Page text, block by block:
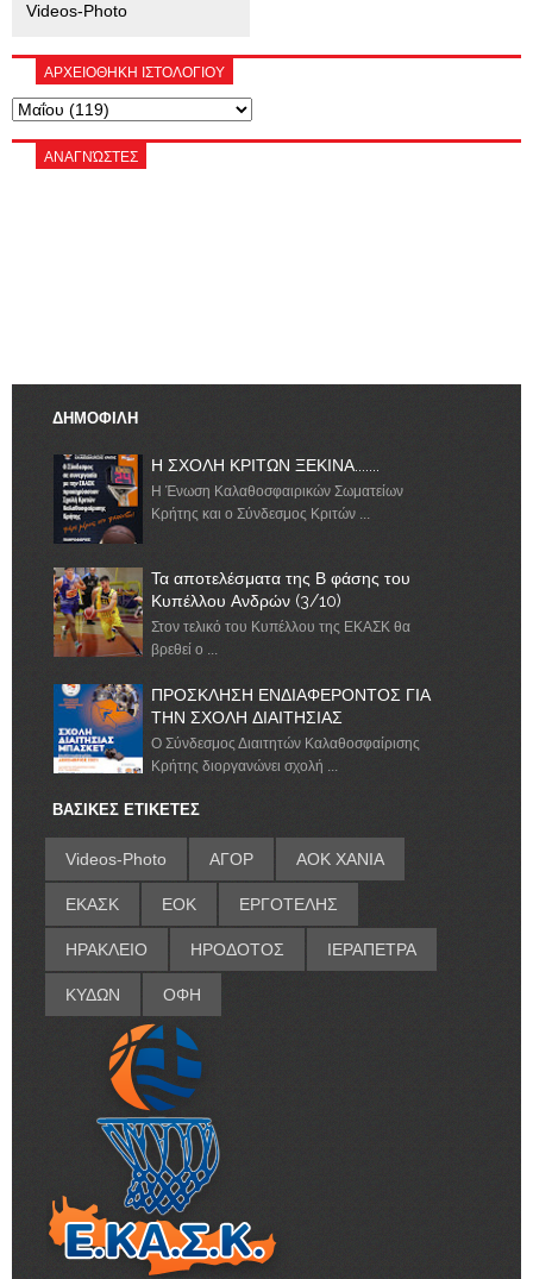
Videos-Photo
ΑΡΧΕΙΟΘΗΚΗ ΙΣΤΟΛΟΓΙΟΥ
ΑΝΑΓΝΏΣΤΕΣ
ΔΗΜΟΦΙΛΗ
Η ΣΧΟΛΗ ΚΡΙΤΩΝ ΞΕΚΙΝΑ.......
Η Ένωση Καλαθοσφαιρικών Σωματείων
Κρήτης και ο Σύνδεσμος Κριτών ...
Τα αποτελέσματα της Β φάσης του
Κυπέλλου Ανδρών (3/10)
Στον τελικό του Κυπέλλου της ΕΚΑΣΚ θα
βρεθεί ο ...
ΠΡΟΣΚΛΗΣΗ ΕΝΔΙΑΦΕΡΟΝΤΟΣ ΓΙΑ
ΤΗΝ ΣΧΟΛΗ ΔΙΑΙΤΗΣΙΑΣ
Ο Σύνδεσμος Διαιτητών Καλαθοσφαίρισης
Κρήτης διοργανώνει σχολή ...
ΒΑΣΙΚΕΣ ΕΤΙΚΕΤΕΣ
Videos-Photo ΑΓΟΡ ΑΟΚ ΧΑΝΙΑ
ΕΚΑΣΚ ΕΟΚ ΕΡΓΟΤΕΛΗΣ
ΗΡΑΚΛΕΙΟ ΗΡΟΔΟΤΟΣ ΙΕΡΑΠΕΤΡΑ
ΚΥΔΩΝ ΟΦΗ